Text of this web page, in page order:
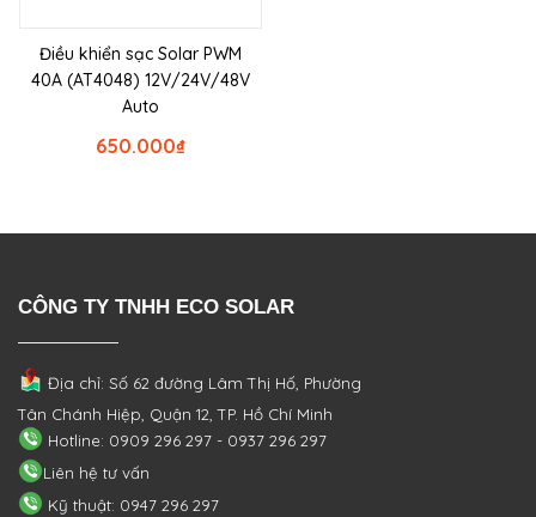
Điều khiển sạc Solar PWM
40A (AT4048) 12V/24V/48V
Auto
₫
650.000
CÔNG TY TNHH ECO SOLAR
Địa chỉ: Số 62 đường Lâm Thị Hố, Phường
Tân Chánh Hiệp, Quận 12, TP. Hồ Chí Minh
Hotline: 0909 296 297 - 0937 296 297
Liên hệ tư vấn
Kỹ thuật: 0947 296 297